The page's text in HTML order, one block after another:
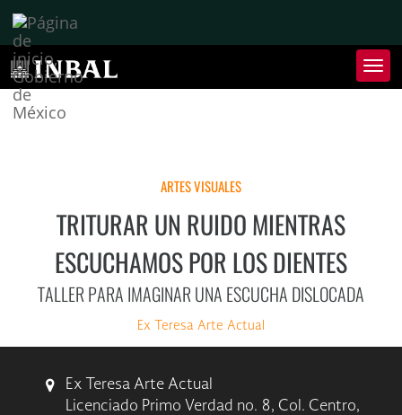
de
de
ARTES VISUALES
TRITURAR UN RUIDO MIENTRAS
ESCUCHAMOS POR LOS DIENTES
TALLER PARA IMAGINAR UNA ESCUCHA DISLOCADA
Ex Teresa Arte Actual
Ex Teresa Arte Actual
Licenciado Primo Verdad no. 8, Col. Centro,